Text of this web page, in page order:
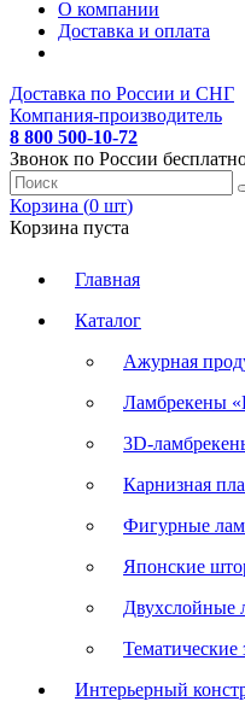
О компании
Доставка и оплата
Доставка по России и СНГ
Компания-производитель
8 800 500-10-72
Звонок по России
Корзина (0 шт)
Корзина пуста
Главная
Каталог
Ажурная
Ламбрекены
3D-
Карнизная
Фигурные
Японские
Двухслойные
Тематические
Интерьерный